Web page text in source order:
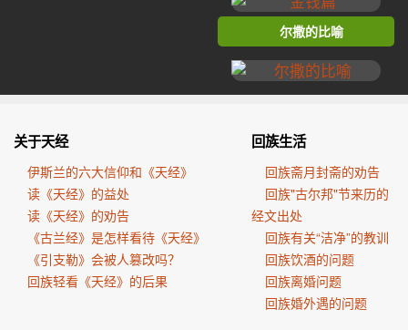
尔撒的比喻
关于天经
伊斯兰的六大信仰和《天经》
读《天经》的益处
读《天经》的劝告
《古兰经》是怎样看待《天经》
《引支勒》会被人篡改吗？
回族轻看《天经》的后果
回族生活
回族斋月封斋的劝告
回族"古尔邦"节来历的
经文出处
回族有关“洁净”的教训
回族饮酒的问题
回族离婚问题
回族婚外遇的问题